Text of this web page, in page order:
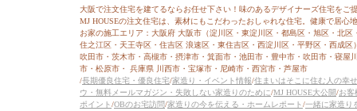
大阪で注文住宅を建てるならお任せ下さい！味のあるデザイナーズ住宅をご
MJ HOUSEの注文住宅は、素材にもこだわったおしゃれな住宅。健康で居心
お家の施工エリア：大阪府 大阪市（淀川区・東淀川区・都島区・旭区・北
住之江区・天王寺区・住吉区 浪速区・東住吉区・西淀川区・平野区・西成区
吹田市・茨木市・高槻市・摂津市・箕面市・池田市・豊中市・吹田市・寝
市・松原市・ 兵庫県 川西市・宝塚市・尼崎市・西宮市・芦屋市
/長期優良住宅・優良住宅/家造り・イベント情報/住まいはそこに住む人の幸
ウ・無料メールマガジン・失敗しない家造りのために/MJ HOUSE大公開/お客
ポイント/OBのお宅訪問/家造りの今を伝える・ホームレポート/一緒に家造り